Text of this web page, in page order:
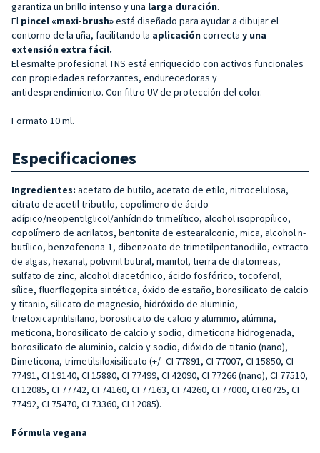
garantiza un brillo intenso y una larga duración.
El pincel «maxi-brush»está diseñado para ayudar a dibujar el
contorno de la uña, facilitando la aplicación correcta y una
extensión extra fácil.
El esmalte profesional TNS está enriquecido con activos funcionales
con propiedades reforzantes, endurecedoras y
antidesprendimiento. Con filtro UV de protección del color.
Formato 10 ml.
Especificaciones
Ingredientes: acetato de butilo, acetato de etilo, nitrocelulosa,
citrato de acetil tributilo, copolímero de ácido
adípico/neopentilglicol/anhídrido trimelítico, alcohol isopropílico,
copolímero de acrilatos, bentonita de estearalconio, mica, alcohol n-
butílico, benzofenona-1, dibenzoato de trimetilpentanodiilo, extracto
de algas, hexanal, polivinil butiral, manitol, tierra de diatomeas,
sulfato de zinc, alcohol diacetónico, ácido fosfórico, tocoferol,
sílice, fluorflogopita sintética, óxido de estaño, borosilicato de calcio
y titanio, silicato de magnesio, hidróxido de aluminio,
trietoxicaprililsilano, borosilicato de calcio y aluminio, alúmina,
meticona, borosilicato de calcio y sodio, dimeticona hidrogenada,
borosilicato de aluminio, calcio y sodio, dióxido de titanio (nano),
Dimeticona, trimetilsiloxisilicato (+/- CI 77891, CI 77007, CI 15850, CI
77491, CI 19140, CI 15880, CI 77499, CI 42090, CI 77266 (nano), CI 77510,
CI 12085, CI 77742, CI 74160, CI 77163, CI 74260, CI 77000, CI 60725, CI
77492, CI 75470, CI 73360, CI 12085).
Fórmula vegana